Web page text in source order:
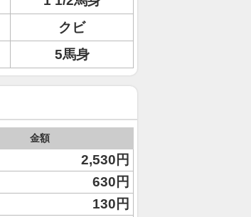
クビ
5馬身
金額
2,530円
630円
130円